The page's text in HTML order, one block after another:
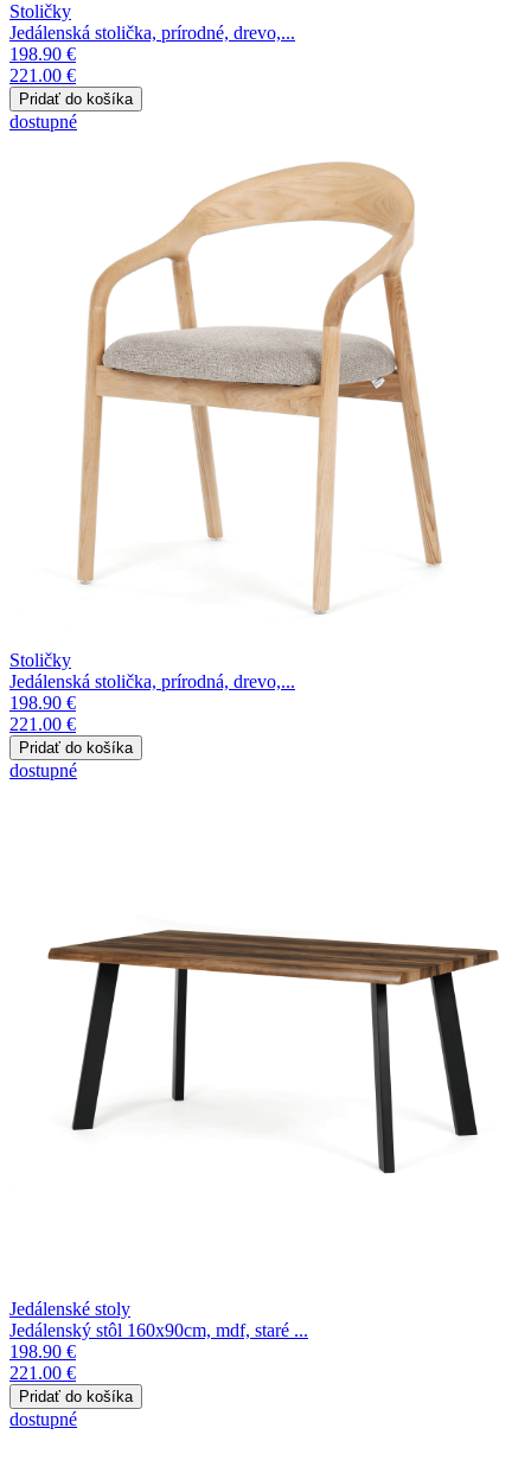
Stoličky
Jedálenská stolička, prírodné, drevo,...
198.90 €
221.00 €
dostupné
Stoličky
Jedálenská stolička, prírodná, drevo,...
198.90 €
221.00 €
dostupné
Jedálenské stoly
Jedálenský stôl 160x90cm, mdf, staré ...
198.90 €
221.00 €
dostupné